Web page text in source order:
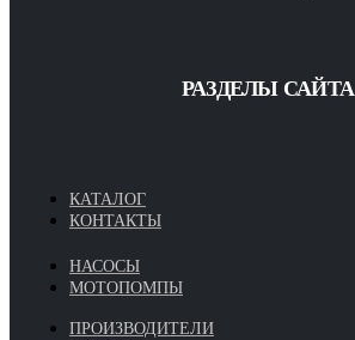
РАЗДЕЛЫ САЙТА
КАТАЛОГ
КОНТАКТЫ
НАСОСЫ
МОТОПОМПЫ
ПРОИЗВОДИТЕЛИ